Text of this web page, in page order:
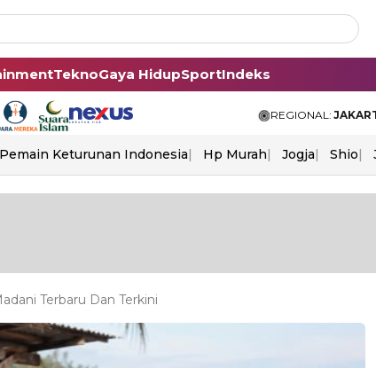
TeknoGaya HidupSportIndeks
REGIONAL:
Pemain Keturunan Indonesia Hp Murah Jogja Shio
Terbaru Dan Terkini